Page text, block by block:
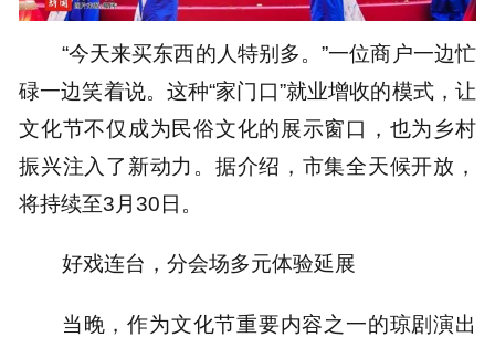
“今天来买东西的人特别多。”一位商户一边忙
碌一边笑着说。这种“家门口”就业增收的模式，让
文化节不仅成为民俗文化的展示窗口，也为乡村
振兴注入了新动力。据介绍，市集全天候开放，
将持续至3月30日。
好戏连台，分会场多元体验延展
当晚，作为文化节重要内容之一的琼剧演出